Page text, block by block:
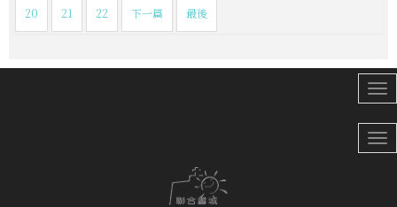
20 21 22 下一篇 最後